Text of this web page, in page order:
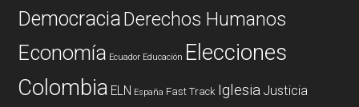
DemocraciaDerechos Humanos
Economía Ecuador Educación Elecciones
Colombia ELN España Fast Track Iglesia Justicia